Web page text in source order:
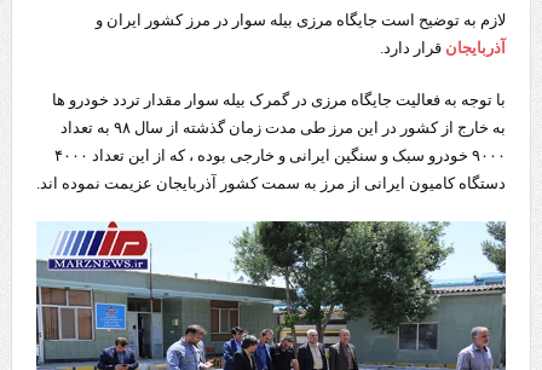
لازم به توضیح است جایگاه مرزی بیله سوار در مرز کشور ایران و
آذربایجان قرار دارد.
با توجه به فعالیت جایگاه مرزی در گمرک بیله سوار مقدار تردد خودرو ها
به خارج از کشور در این مرز طی مدت زمان گذشته از سال ۹۸ به تعداد
۹۰۰۰ خودرو سبک و سنگین ایرانی و خارجی بوده ، که از این تعداد ۴۰۰۰
دستگاه کامیون ایرانی از مرز به سمت کشور آذربایجان عزیمت نموده اند.